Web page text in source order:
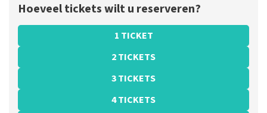
Hoeveel tickets wilt u reserveren?
1 TICKET
2 TICKETS
3 TICKETS
4 TICKETS